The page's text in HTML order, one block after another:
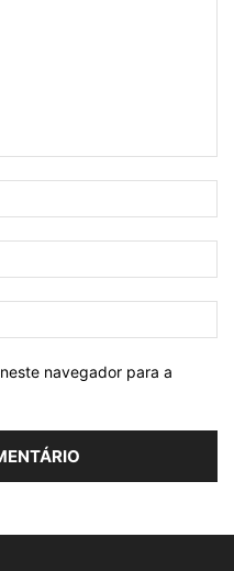
navegador para a